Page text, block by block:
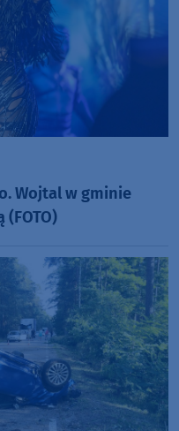
Wojtal w gminie
(FOTO)